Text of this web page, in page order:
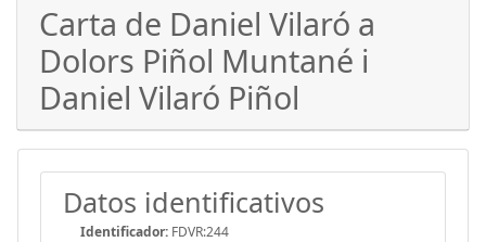
Carta de Daniel Vilaró a
Dolors Piñol Muntané i
Daniel Vilaró Piñol
Datos identificativos
Identificador: FDVR:244